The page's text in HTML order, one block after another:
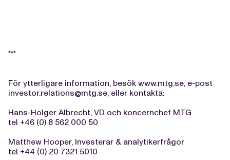
***
För ytterligare information, besök www.mtg.se, e-post
investor.relations@mtg.se, eller kontakta:
Hans-Holger Albrecht, VD och koncernchef MTG
tel +46 (0) 8 562 000 50
Matthew Hooper, Investerar & analytikerfrågor
tel +44 (0) 20 7321 5010